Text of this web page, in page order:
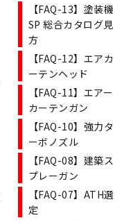
【FAQ-13】塗装機
SP 総合カタログ見
方
【FAQ-12】エアカ
ーテンヘッド
【FAQ-11】エアー
カーテンガン
【FAQ-10】強力タ
ーボノズル
【FAQ-08】建築ス
プレーガン
【FAQ-07】ATH選
定